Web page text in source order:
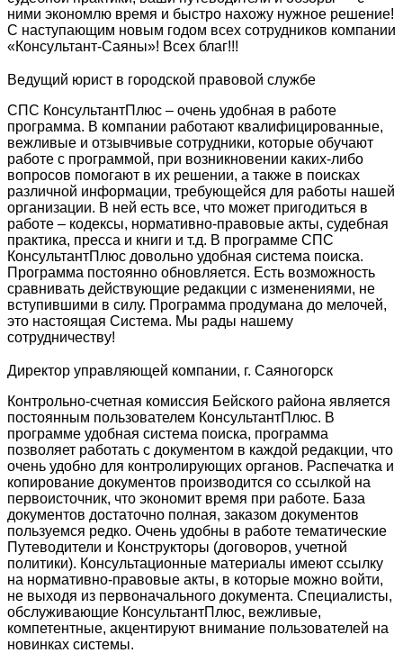
ними экономлю время и быстро нахожу нужное решение!
С наступающим новым годом всех сотрудников компании
«Консультант-Саяны»! Всех благ!!!
Ведущий юрист в городской правовой службе
СПС КонсультантПлюс – очень удобная в работе
программа. В компании работают квалифицированные,
вежливые и отзывчивые сотрудники, которые обучают
работе с программой, при возникновении каких-либо
вопросов помогают в их решении, а также в поисках
различной информации, требующейся для работы нашей
организации. В ней есть все, что может пригодиться в
работе – кодексы, нормативно-правовые акты, судебная
практика, пресса и книги и т.д. В программе СПС
КонсультантПлюс довольно удобная система поиска.
Программа постоянно обновляется. Есть возможность
сравнивать действующие редакции с изменениями, не
вступившими в силу. Программа продумана до мелочей,
это настоящая Система. Мы рады нашему
сотрудничеству!
Директор управляющей компании, г. Саяногорск
Контрольно-счетная комиссия Бейского района является
постоянным пользователем КонсультантПлюс. В
программе удобная система поиска, программа
позволяет работать с документом в каждой редакции, что
очень удобно для контролирующих органов. Распечатка и
копирование документов производится со ссылкой на
первоисточник, что экономит время при работе. База
документов достаточно полная, заказом документов
пользуемся редко. Очень удобны в работе тематические
Путеводители и Конструкторы (договоров, учетной
политики). Консультационные материалы имеют ссылку
на нормативно-правовые акты, в которые можно войти,
не выходя из первоначального документа. Специалисты,
обслуживающие КонсультантПлюс, вежливые,
компетентные, акцентируют внимание пользователей на
новинках системы.